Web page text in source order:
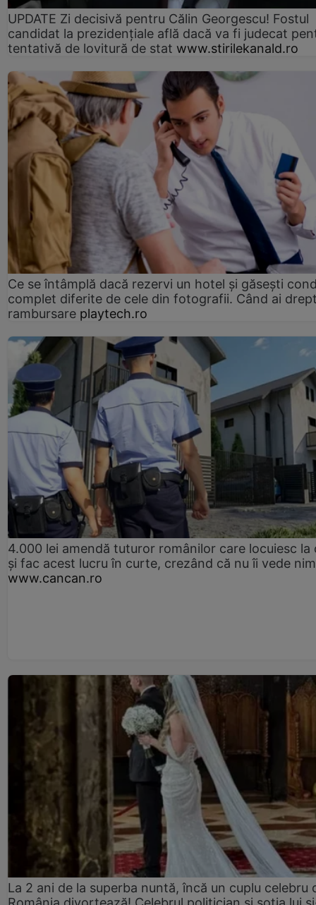
UPDATE Zi decisivă pentru Călin Georgescu! Fostul
candidat la prezidențiale află dacă va fi judecat
tentativă de lovitură de stat www.stirilekanald.ro
Ce se întâmplă dacă rezervi un hotel și găsești
complet diferite de cele din fotografii. Când ai
rambursare playtech.ro
4.000 lei amendă tuturor românilor care locuiesc la
și fac acest lucru în curte, crezând că nu îi vede
www.cancan.ro
La 2 ani de la superba nuntă, încă un cuplu celebru